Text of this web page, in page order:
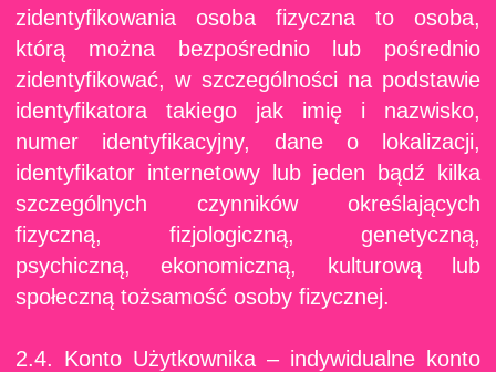
zidentyfikowania osoba fizyczna to osoba,
którą można bezpośrednio lub pośrednio
zidentyfikować, w szczególności na podstawie
identyfikatora takiego jak imię i nazwisko,
numer identyfikacyjny, dane o lokalizacji,
identyfikator internetowy lub jeden bądź kilka
szczególnych czynników określających
fizyczną, fizjologiczną, genetyczną,
psychiczną, ekonomiczną, kulturową lub
społeczną tożsamość osoby fizycznej.
2.4. Konto Użytkownika – indywidualne konto